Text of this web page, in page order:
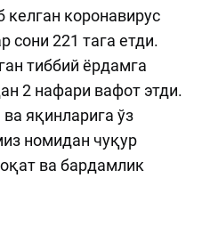
келган коронавирус
сони 221 тага етди.
тиббий ёрдамга
2 нафари вафот этди.
яқинларига ўз
номидан чуқур
ва бардамлик